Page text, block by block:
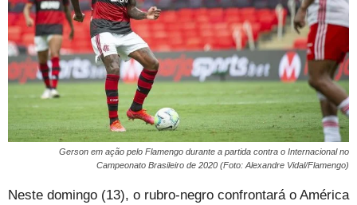
Gerson em ação pelo Flamengo durante a partida contra o Internacional no
Campeonato Brasileiro de 2020 (Foto: Alexandre Vidal/Flamengo)
Neste domingo (13), o rubro-negro confrontará o América